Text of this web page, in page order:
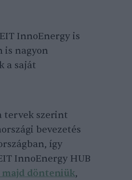
InnoEnergy is
is nagyon
a saját
tervek szerint
bevezetés
így
InnoEnergy HUB
dönteniük,